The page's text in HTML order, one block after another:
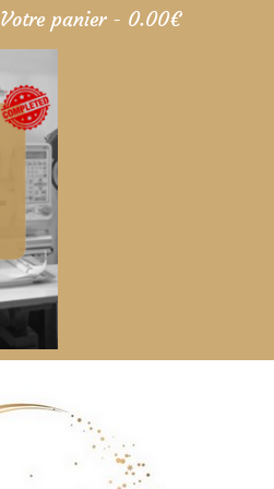
Votre panier - 0.00€